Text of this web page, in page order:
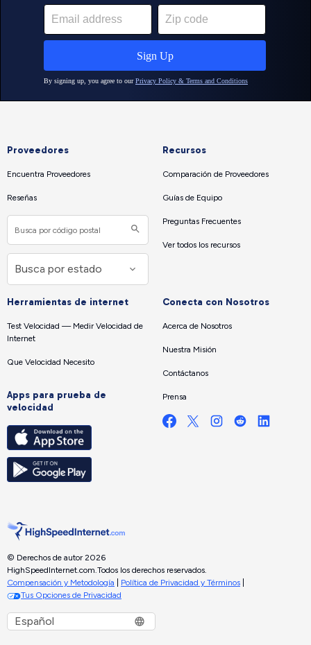
Proveedores
Encuentra Proveedores
Reseñas
Recursos
Comparación de Proveedores
Guías de Equipo
Preguntas Frecuentes
Ver todos los recursos
Herramientas de internet
Test Velocidad — Medir Velocidad de
Internet
Que Velocidad Necesito
Apps para prueba de
velocidad
Conecta con Nosotros
Acerca de Nosotros
Nuestra Misión
Contáctanos
Prensa
© Derechos de autor 2026
HighSpeedInternet.com.Todos los derechos reservados.
Compensación y Metodología
Política de Privacidad y Términos
Tus Opciones de Privacidad